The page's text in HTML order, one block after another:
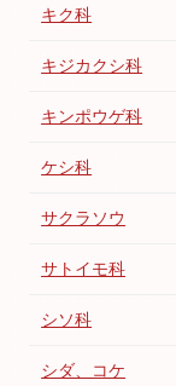
キク科
キジカクシ科
キンポウゲ科
ケシ科
サクラソウ
サトイモ科
シソ科
シダ、コケ